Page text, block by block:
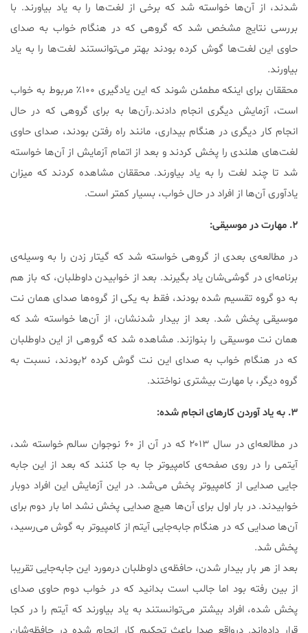
شدند، از آن‌ها خواسته شد که برخی از لغت‌ها را به یاد بیاورند. با
بررسی نتایج مشخص شد که گروهی که در هنگام خواب به صدای
حاوی این لغت‌ها گوش کرده بودند بهتر می‌توانستند لغت‌ها را به یاد
بیاورند.
محققان برای اینکه مطمئن شوند که این یادگیری ۱۰۰٪ مربوط به خواب
است، آزمایش دیگری انجام دادند.رآن‌ها به برای گروهی که در حال
انجام کار دیگری در هنگام بیداری، مانند راه رفتن بودند، صدای حاوی
لغت‌های هلندی را پخش کردند و بعد از اتمام آزمایش از آن‌ها خواسته
شد تا چند لغت را به یاد بیاورند. محققان مشاهده کردند که میزان
یادآوری آن‌ها از افراد در حال خواب، بسیار کمتر است.
۲. مهارت‌ در موسیقی:
در مطالعه‌ی بعدی از گروهی خواسته شد که گیتار زدن را به وسیله‌ی
برنامه‌ای در گوشی‌شان یاد بگیرند. بعد از خوابیدن داوطلبان، که باز هم
به دو گروه تقسیم شده بودند، فقط به یکی از گروه‌ها صدای همان نت
موسیقی پخش شد. بعد از بیدار شدنشان، از آن‌ها خواسته شد که
همان نت موسیقی را بنوازند. مشاهده شد که گروهی از این داوطلبان
که در هنگام خواب به صدای این نت گوش کرده‌ ۲بودند، نسبت به
گروه دیگر، با مهارت بیشتری نواختند.
۳. به یاد آوردن کار‌های انجام شده:
در مطالعه‌ای در سال ۲۰۱۳ که در آن از ۶۰ نوجوان سالم خواسته شد،
آیتمی را در روی صفحه‌‌ی کامپیوتر جا به جا کنند که بعد از این جابه
جایی صدایی از کامپیوتر پخش می‌شد. در این آزمایش این افراد دوبار
خوابیدند. در بار اول برای آن‌ها هیچ صدایی پخش نشد اما بار دوم برای
آن‌ها صدایی که در هنگام جابه‌جایی آیتم از کامپیوتر به گوش می‌رسید،
پخش شد.
بعد از هر بار بیدار شدن، حافظه‌ی داوطلبان درمورد این جابه‌جایی تقریبا
از بین رفته بود اما جالب است بدانید که در خواب دوم حاوی صدای
پخش شده، افراد بیشتر می‌توانستند به یاد بیاورند که آیتم را در کجا